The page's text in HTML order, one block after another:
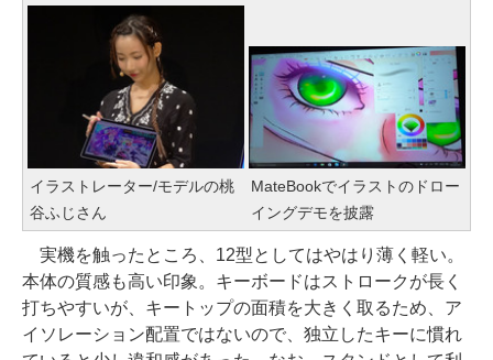
イラストレーター/モデルの桃
谷ふじさん
MateBookでイラストのドロー
イングデモを披露
実機を触ったところ、12型としてはやはり薄く軽い。
本体の質感も高い印象。キーボードはストロークが長く
打ちやすいが、キートップの面積を大きく取るため、ア
イソレーション配置ではないので、独立したキーに慣れ